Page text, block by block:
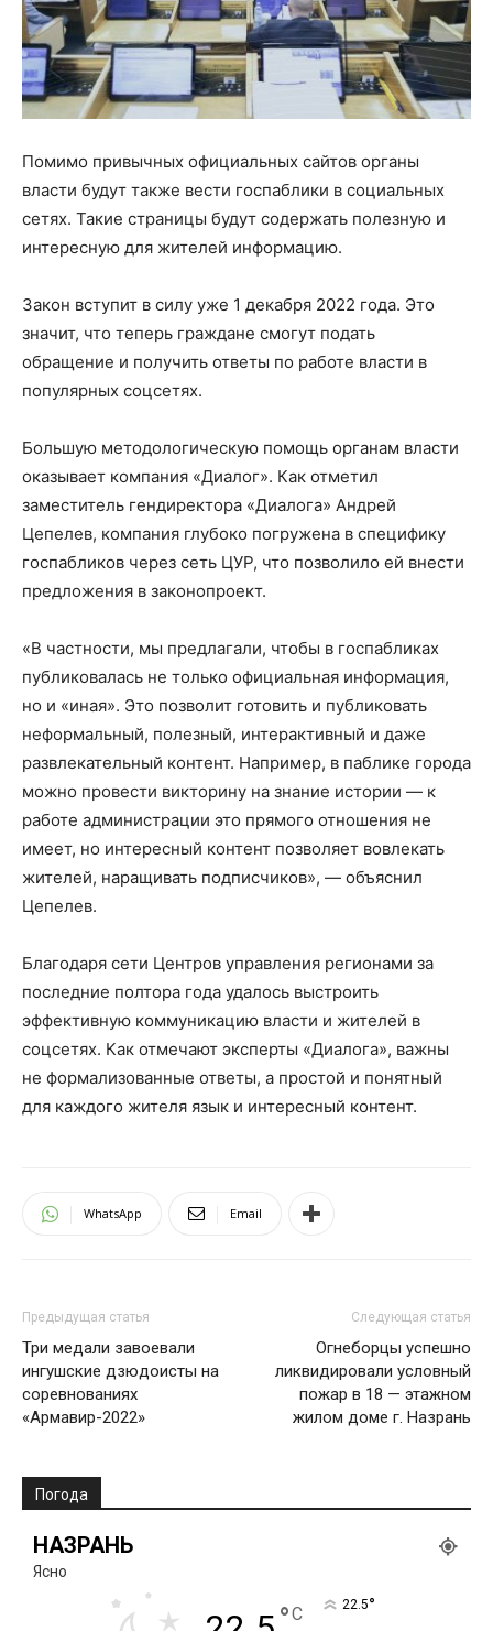
Помимо привычных официальных сайтов органы
власти будут также вести госпаблики в социальных
сетях. Такие страницы будут содержать полезную и
интересную для жителей информацию.
Закон вступит в силу уже 1 декабря 2022 года. Это
значит, что теперь граждане смогут подать
обращение и получить ответы по работе власти в
популярных соцсетях.
Большую методологическую помощь органам власти
оказывает компания «Диалог». Как отметил
заместитель гендиректора «Диалога» Андрей
Цепелев, компания глубоко погружена в специфику
госпабликов через сеть ЦУР, что позволило ей внести
предложения в законопроект.
«В частности, мы предлагали, чтобы в госпабликах
публиковалась не только официальная информация,
но и «иная». Это позволит готовить и публиковать
неформальный, полезный, интерактивный и даже
развлекательный контент. Например, в паблике города
можно провести викторину на знание истории — к
работе администрации это прямого отношения не
имеет, но интересный контент позволяет вовлекать
жителей, наращивать подписчиков», — объяснил
Цепелев.
Благодаря сети Центров управления регионами за
последние полтора года удалось выстроить
эффективную коммуникацию власти и жителей в
соцсетях. Как отмечают эксперты «Диалога», важны
не формализованные ответы, а простой и понятный
для каждого жителя язык и интересный контент.
WhatsApp Email
Предыдущая статья
Три медали завоевали
ингушские дзюдоисты на
соревнованиях
«Армавир-2022»
Следующая статья
Огнеборцы успешно
ликвидировали условный
пожар в 18 — этажном
жилом доме г. Назрань
Погода
НАЗРАНЬ
Ясно
°C 22.5°